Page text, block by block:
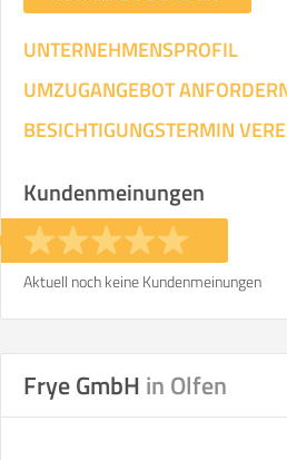
UNTERNEHMENSPROFIL
UMZUGANGEBOT
BESICHTIGUNGSTERMIN
Kundenmeinungen
Aktuell noch keine Kundenmeinungen
Frye GmbH in Olfen